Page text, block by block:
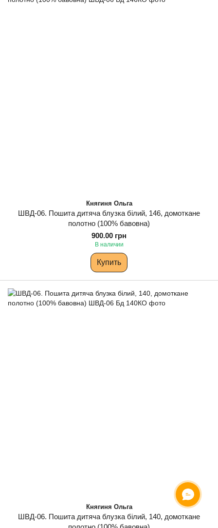
Княгиня Ольга
ШВД-06. Пошита дитяча блузка білий, 146, домоткане
полотно (100% бавовна)
900.00 грн
В наличии
Купить
Княгиня Ольга
ШВД-06. Пошита дитяча блузка білий, 140, домоткане